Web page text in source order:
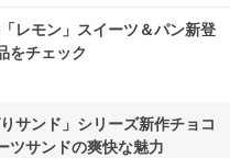
レモン」スイーツ＆パン新登
をチェック
サンド」シリーズ新作チョコ
ツサンドの爽快な魅力